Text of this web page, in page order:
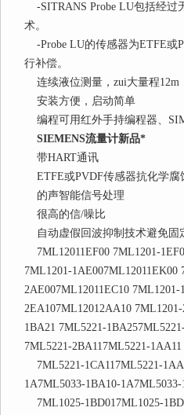
-SITRANS Probe LU包括经过
术。
-Probe LU的传感器为ETFE或
行补偿。
连续液位测量，zui大量程12m
安装方便，启动简单
编程可用红外手持编程器、
SIEMENS流量计新品*
带HART通讯
ETFE或PVDF传感器抗化学腐
的声智能信号处理
很高的信/噪比
自动虚假回波抑制技术避免固
7ML12011EF00 7ML1201-
7ML1201-1AE007ML12011EK00
2AE007ML12011EC10
2EA107ML12012AA10
1BA21 7ML5221-
7ML5221-2BA117ML5221-1AA11
7ML5221-1CA117ML5221-
1A7ML5033-1BA10-
7ML1025-1BD017ML1025-